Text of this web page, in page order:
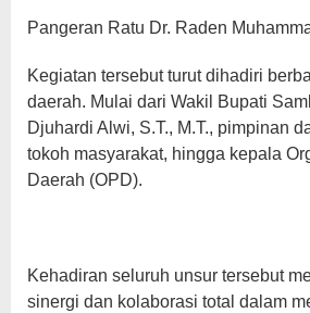
Pangeran Ratu Dr. Raden
Kegiatan tersebut turut dihadiri
daerah. Mulai dari Wakil Bupati
Djuhardi Alwi, S.T., M.T., pimpinan
tokoh masyarakat, hingga kepala
Daerah (OPD).
Kehadiran seluruh unsur tersebut
sinergi dan kolaborasi total dalam